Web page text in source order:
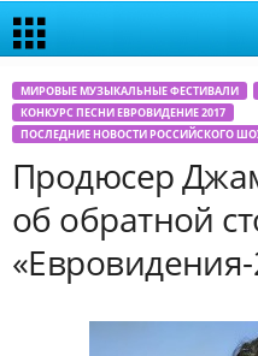
МИРОВЫЕ МУЗЫКАЛЬНЫЕ ФЕСТИВАЛИ
КОНКУРС ПЕСНИ ЕВРОВИДЕНИЕ 2017
ПОСЛЕДНИЕ НОВОСТИ РОССИЙСКОГО
Продюсер
об обратной